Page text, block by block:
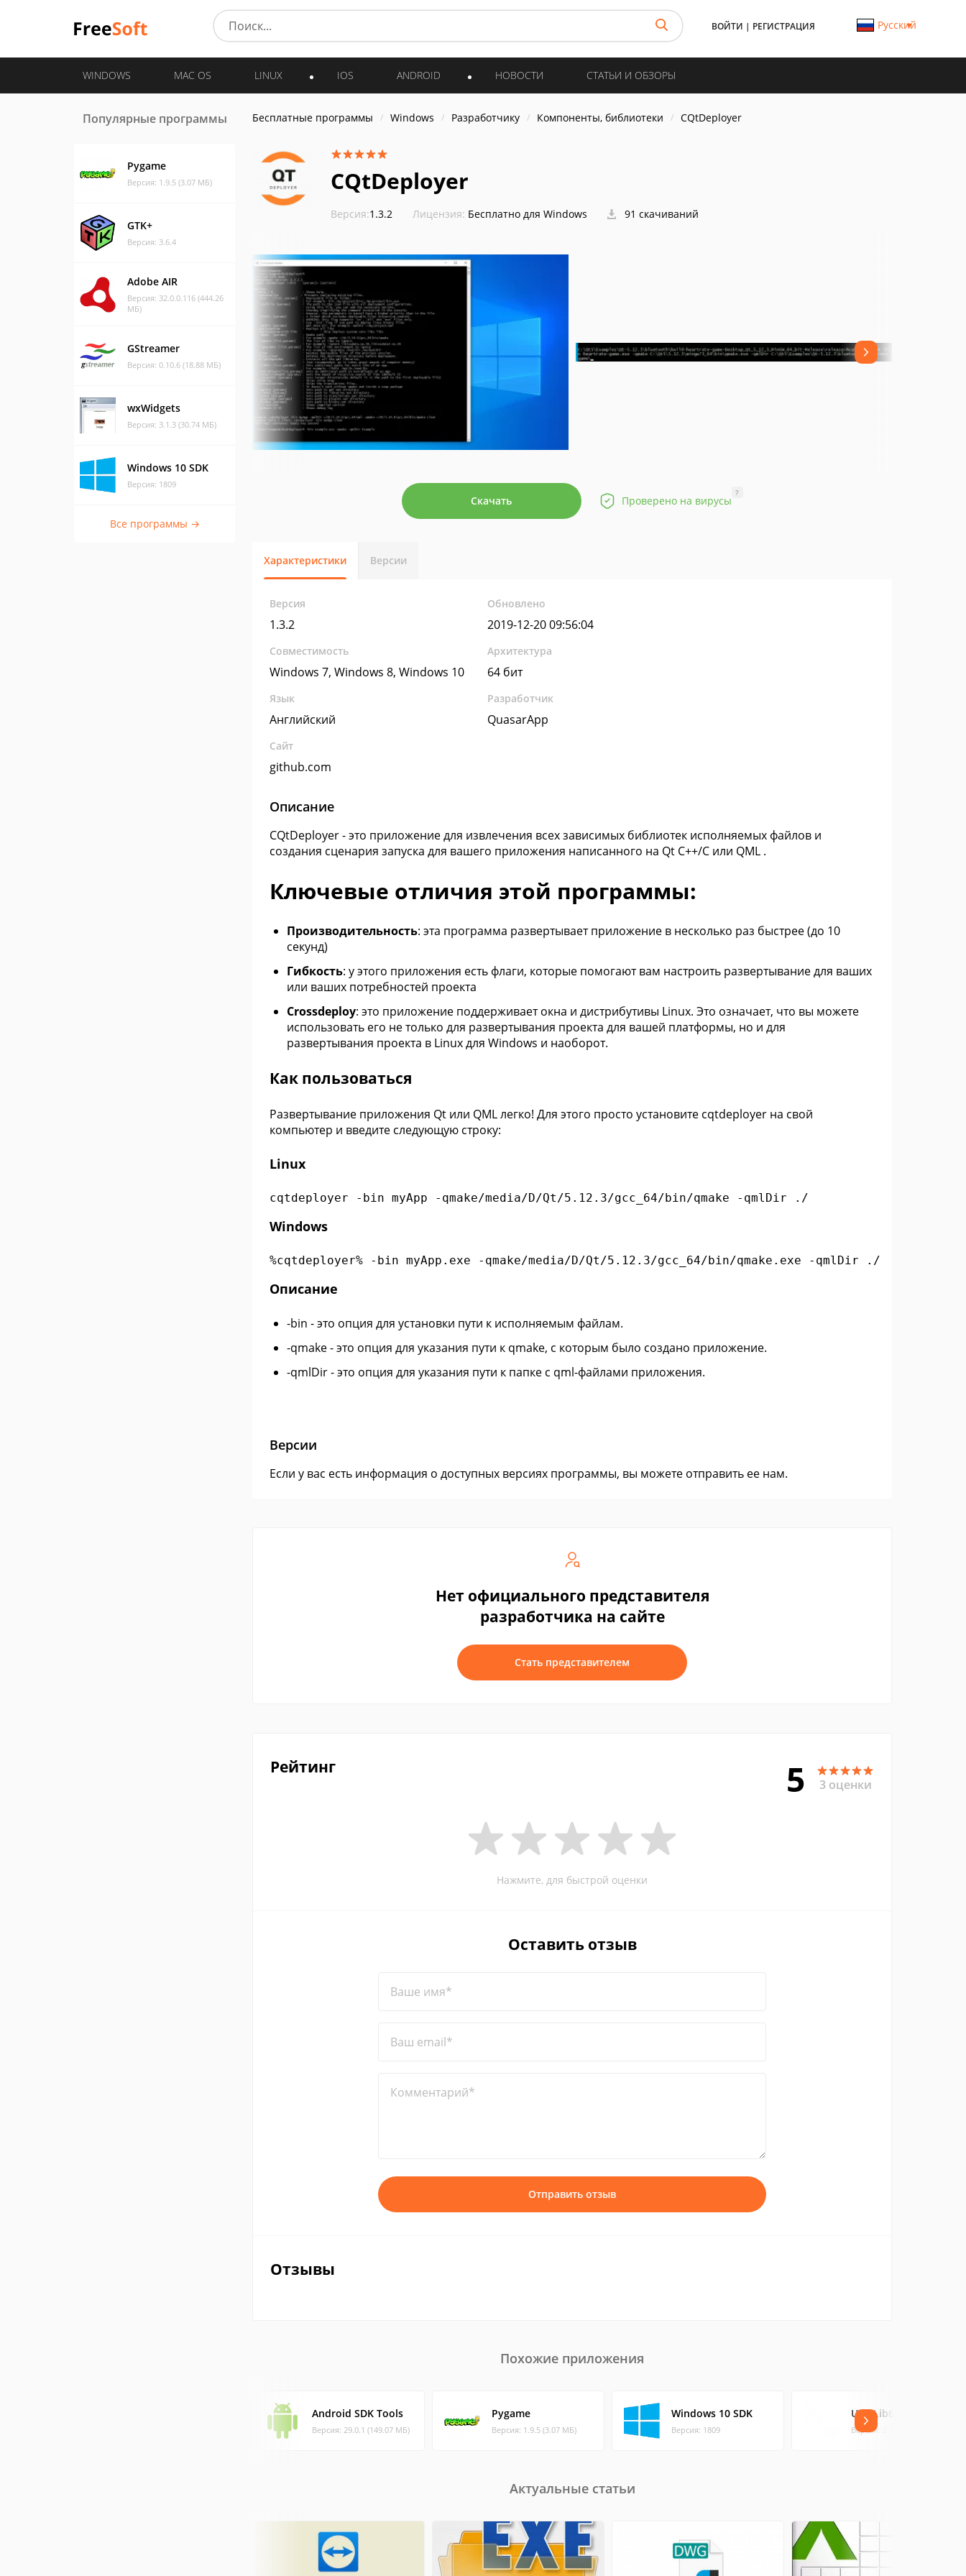
ВОЙТИ | РЕГИСТРАЦИЯ Русский
WINDOWS MAC OS LINUX IOS ANDROID НОВОСТИ СТАТЬИ И ОБЗОРЫ
Популярные программы
Pygame
Версия: 1.9.5 (3.07 МБ)
GTK+
Версия: 3.6.4
Adobe AIR
Версия: 32.0.0.116 (444.26
МБ)
GStreamer
Версия: 0.10.6 (18.88 МБ)
wxWidgets
Версия: 3.1.3 (30.74 МБ)
Windows 10 SDK
Версия: 1809
Все программы →
Бесплатные программы Windows Разработчику Компоненты, библиотеки CQtDeployer
CQtDeployer
Версия:1.3.2 Лицензия: Бесплатно для Windows 91 скачиваний
Скачать Проверено на вирусы
?
Характеристики Версии
Версия
1.3.2
Обновлено
2019-12-20 09:56:04
Совместимость
Windows 7, Windows 8, Windows 10
Архитектура
64 бит
Язык
Английский
Разработчик
QuasarApp
Сайт
github.com
Описание
CQtDeployer - это приложение для извлечения всех зависимых библиотек исполняемых файлов и
создания сценария запуска для вашего приложения написанного на Qt С++/C или QML .
Ключевые отличия этой программы:
Производительность: эта программа развертывает приложение в несколько раз быстрее (до 10
секунд)
Гибкость: у этого приложения есть флаги, которые помогают вам настроить развертывание для ваших
или ваших потребностей проекта
Crossdeploy: это приложение поддерживает окна и дистрибутивы Linux. Это означает, что вы можете
использовать его не только для развертывания проекта для вашей платформы, но и для
развертывания проекта в Linux для Windows и наоборот.
Как пользоваться
Развертывание приложения Qt или QML легко! Для этого просто установите cqtdeployer на свой
компьютер и введите следующую строку:
Linux
cqtdeployer -bin myApp -qmake/media/D/Qt/5.12.3/gcc_64/bin/qmake -qmlDir ./
Windows
Описание
-bin - это опция для установки пути к исполняемым файлам.
-qmake - это опция для указания пути к qmake, с которым было создано приложение.
-qmlDir - это опция для указания пути к папке с qml-файлами приложения.
Версии
Если у вас есть информация о доступных версиях программы, вы можете отправить ее нам.
Нет официального представителя
разработчика на сайте
Стать представителем
Рейтинг 5 3 оценки
Нажмите, для быстрой оценки
Оставить отзыв
Ваше имя*
Ваш email*
Комментарий*
Отправить отзыв
Отзывы
Похожие приложения
Android SDK Tools
Версия: 29.0.1 (149.07 МБ)
Pygame
Версия: 1.9.5 (3.07 МБ)
Windows 10 SDK
Версия: 1809
UserLib6789
Версия: 2.2215 (17.02 МБ)
Актуальные статьи